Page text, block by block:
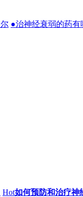
●治神经衰弱的药有
Hot如何预防和治疗神